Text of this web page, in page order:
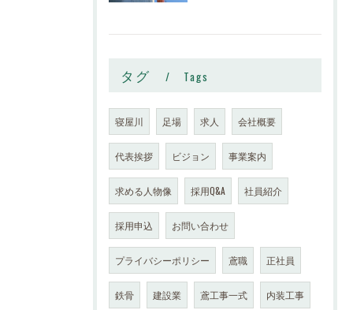
タグ Tags
寝屋川 足場 求人 会社概要
代表挨拶 ビジョン 事業案内
求める人物像 採用Q&A 社員紹介
採用申込 お問い合わせ
プライバシーポリシー 鳶職 正社員
鉄骨 建設業 鳶工事一式 内装工事